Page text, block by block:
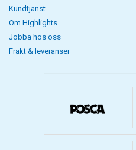
Kundtjänst
Om Highlights
Jobba hos oss
Frakt & leveranser